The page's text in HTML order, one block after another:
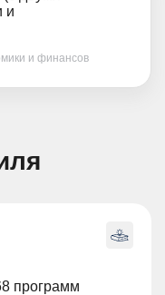
и
и финансов
программ